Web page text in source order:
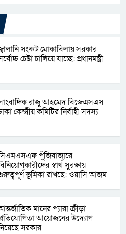
সংকট মোকাবিলায় সরকার
চেষ্টা চালিয়ে যাচ্ছে: প্রধানমন্ত্রী
রাজু আহমেদ বিজেএসএস
কেন্দ্রীয় কমিটির নির্বাহী সদস্য
পুঁজিবাজারে
স্বার্থ সুরক্ষায়
ভূমিকা রাখছে: ওয়াসি আজম
মানের প্যারা ক্রীড়া
আয়োজনের উদ্যোগ
সরকার